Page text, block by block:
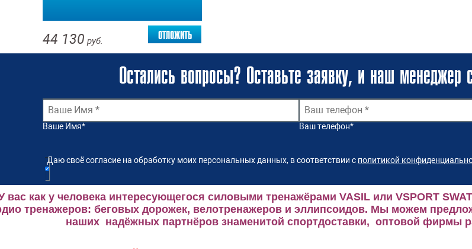
44 130 руб. отложить
Остались вопросы? Оставьте заявку, и наш
Ваше Имя* Ваш телефон*
Даю своё согласие на обработку моих персональных данных, в соответствии с политикой
вас как у человека интересующегося силовыми тренажёрами VASIL или VSPORT
тренажеров: беговых дорожек, велотренажеров и эллипсоидов. Мы можем
наших надёжных партнёров знаменитой спортдоставки, оптовой фирмы